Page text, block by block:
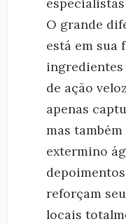
O grande
está em sua
de ação
apenas
mas
extermino
reforçam
locais